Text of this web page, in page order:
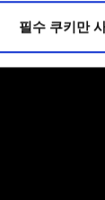
의 일부를 저희
럼 선택적으로
동의를 구할 것
필수 쿠키만
정보